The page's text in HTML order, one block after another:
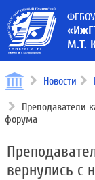
М.Т.
Новости
Преподаватели
форума
вернулись с